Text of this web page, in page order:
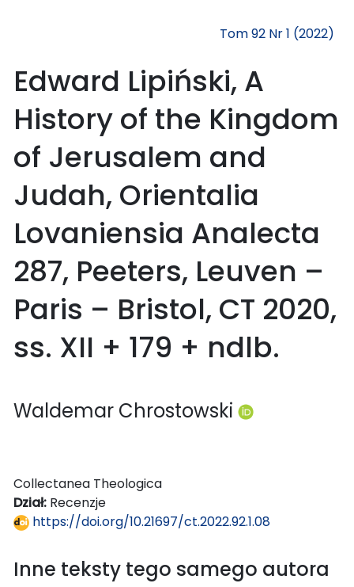
Tom 92 Nr 1 (2022)
Edward Lipiński, A
History of the Kingdom
of Jerusalem and
Judah, Orientalia
Lovaniensia Analecta
287, Peeters, Leuven –
Paris – Bristol, CT 2020,
ss. XII + 179 + ndlb.
Waldemar Chrostowski
Collectanea Theologica
Dział: Recenzje
https://doi.org/10.21697/ct.2022.92.1.08
Inne teksty tego samego autora